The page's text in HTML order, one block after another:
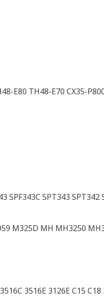
E80 TH48-E70 CX35-
SPF343C SPT343 SPT342
M325D MH MH3250
3516E 3126E C15